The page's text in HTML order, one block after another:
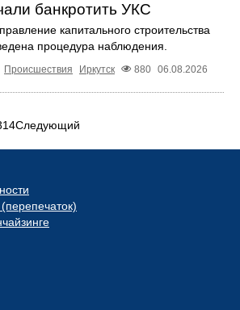
банкротить УКС
капитального строительства
процедура наблюдения.
Происшествия Иркутск 880 06.08.2026
14Следующий